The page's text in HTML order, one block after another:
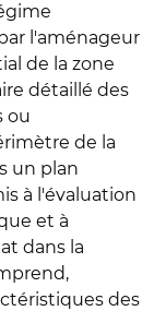
l'aménageur
de la zone
détaillé des
ou
de la
un plan
à l'évaluation
et à
dans la
des